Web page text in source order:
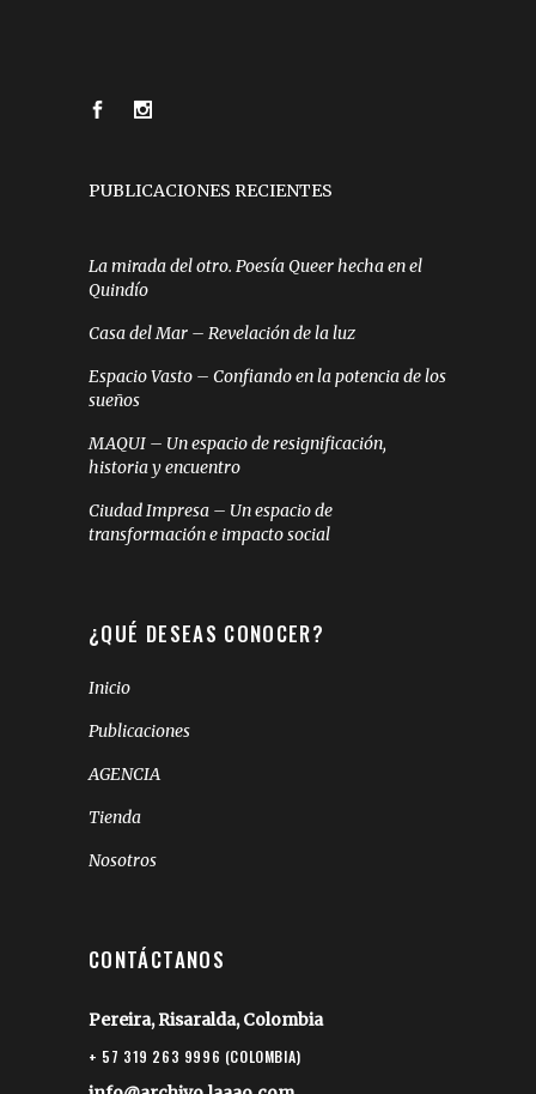
PUBLICACIONES RECIENTES
La mirada del otro. Poesía Queer hecha en el
Quindío
Casa del Mar – Revelación de la luz
Espacio Vasto – Confiando en la potencia de los
sueños
MAQUI – Un espacio de resignificación,
historia y encuentro
Ciudad Impresa – Un espacio de
transformación e impacto social
¿QUÉ DESEAS CONOCER?
Inicio
Publicaciones
AGENCIA
Tienda
Nosotros
CONTÁCTANOS
Pereira, Risaralda, Colombia
+ 57 319 263 9996 (COLOMBIA)